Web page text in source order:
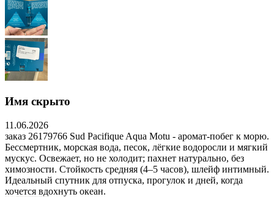
Имя скрыто
11.06.2026
заказ 26179766 Sud Pacifique Aqua Motu - аромат-побег к морю.
Бессмертник, морская вода, песок, лёгкие водоросли и мягкий
мускус. Освежает, но не холодит; пахнет натурально, без
химозности. Стойкость средняя (4–5 часов), шлейф интимный.
Идеальный спутник для отпуска, прогулок и дней, когда
хочется вдохнуть океан.